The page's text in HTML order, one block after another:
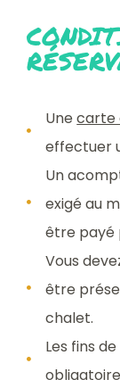
Unecarte
effectuer
Un
exigé au
être payé
Vous
être
chalet.
Les fins